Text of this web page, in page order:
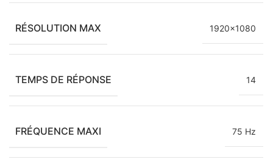
RÉSOLUTION MAX 1920×1080
TEMPS DE RÉPONSE 14
FRÉQUENCE MAXI 75 Hz